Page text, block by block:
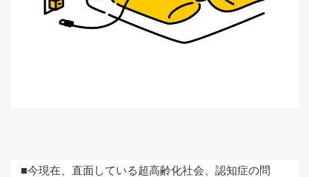
■今現在、直面している超高齢化社会、認知症の問